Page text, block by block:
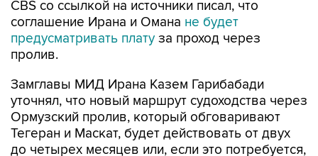
предусматривать платуза проход через
пролив.
Замглавы МИД Ирана Казем Гарибабади
Ормузский пролив, который обговаривают
Тегеран и Маскат, будет действовать от двух
до четырех месяцев или, если это потребуется,
дольше.